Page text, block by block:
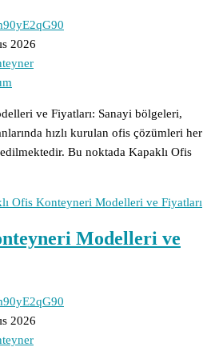
2026
ve Fiyatları: Sanayi bölgeleri,
hızlı kurulan ofis çözümleri her
Bu noktada Kapaklı Ofis
Ofis Konteyneri Modelleri ve Fiyatları
Modelleri ve
2026